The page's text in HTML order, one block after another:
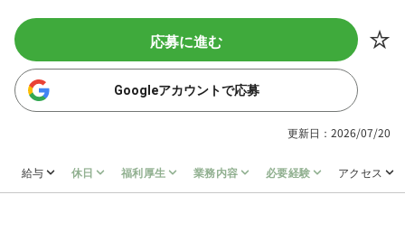
応募に進む
Googleアカウントで応募
更新日：2026/07/20
給与 休日 福利厚生 業務内容 必要経験 アクセス